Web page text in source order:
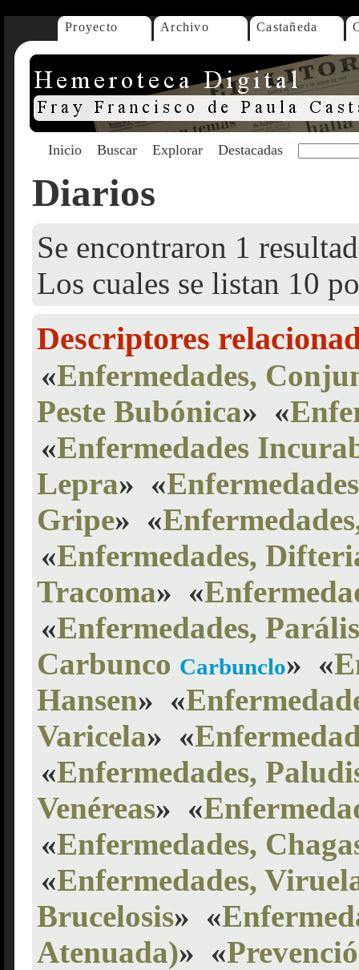
Proyecto Archivo Castañeda
Inicio Buscar Explorar Destacadas
Diarios
Se encontraron 1
Los cuales se listan 10
Descriptores
«Enfermedades,
Peste Bubónica» «
«Enfermedades
Lepra» «
Gripe» «
«Enfermedades,
Tracoma» «
«Enfermedades,
Carbunco Carbunclo» «
Hansen» «
Varicela» «
«Enfermedades,
Venéreas» «
«Enfermedades,
«Enfermedades,
Brucelosis» «
Atenuada)» «